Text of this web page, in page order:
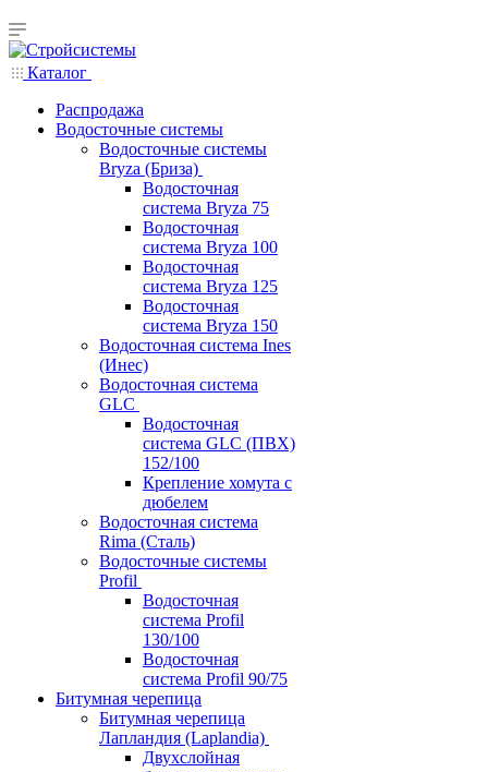
Каталог
Распродажа
Водосточные системы
Водосточные системы
Bryza (Бриза)
Водосточная
система Bryza 75
Водосточная
система Bryza 100
Водосточная
система Bryza 125
Водосточная
система Bryza 150
Водосточная система Ines
(Инес)
Водосточная система
GLC
Водосточная
система GLC (ПВХ)
152/100
Крепление хомута с
дюбелем
Водосточная система
Rima (Сталь)
Водосточные системы
Profil
Водосточная
система Profil
130/100
Водосточная
система Profil 90/75
Битумная черепица
Битумная черепица
Лапландия (Laplandia)
Двухслойная